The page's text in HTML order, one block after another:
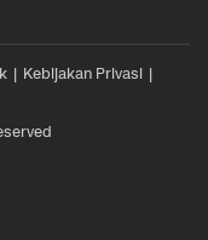
Kebijakan Privasi